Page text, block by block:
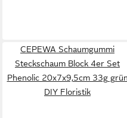
CEPEWA Schaumgummi
Steckschaum Block 4er Set
Phenolic 20x7x9,5cm 33g grün
DIY Floristik